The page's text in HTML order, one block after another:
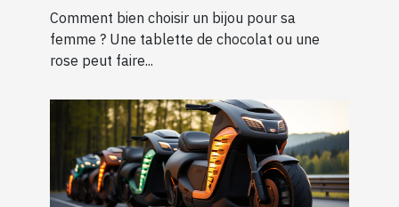
Comment bien choisir un bijou pour sa
femme ? Une tablette de chocolat ou une
rose peut faire...